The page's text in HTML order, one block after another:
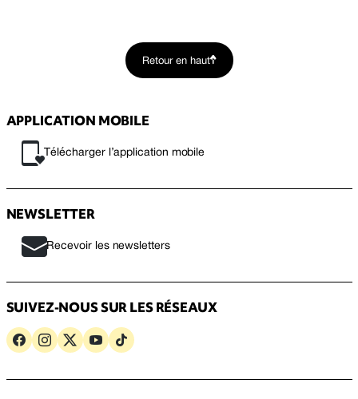
Retour en haut
APPLICATION MOBILE
Télécharger l’application mobile
NEWSLETTER
Recevoir les newsletters
SUIVEZ-NOUS SUR LES RÉSEAUX